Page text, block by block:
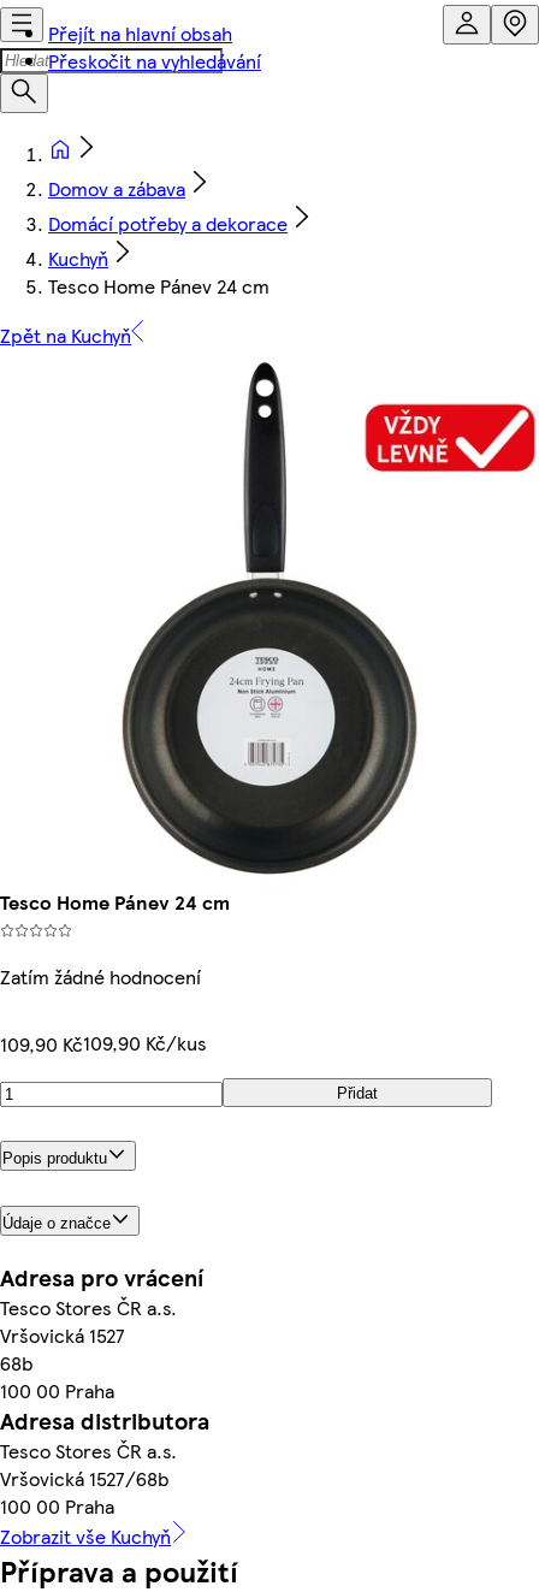
Přejít na hlavní obsah
Přeskočit na vyhledávání
Domov a zábava
Domácí potřeby a dekorace
Kuchyň
Tesco Home Pánev 24 cm
Zpět na Kuchyň
Tesco Home Pánev 24 cm
Zatím žádné hodnocení
109,90 Kč109,90 Kč/kus
Přidat
Popis produktu
Údaje o značce
Adresa pro vrácení
Tesco Stores ČR a.s.
Vršovická 1527
68b
100 00 Praha
Adresa distributora
Tesco Stores ČR a.s.
Vršovická 1527/68b
100 00 Praha
Zobrazit vše Kuchyň
Příprava a použití